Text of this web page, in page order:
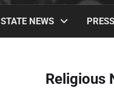
STATE NEWS
Religious